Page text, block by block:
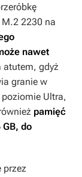
M.2 2230 na
nawet
atutem, gdyż
granie w
Ultra,
pamięć
do
przez